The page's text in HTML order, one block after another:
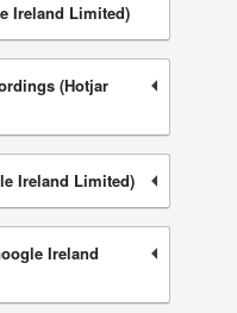
Ireland Limited)
(Hotjar
Ireland Limited)
Ireland